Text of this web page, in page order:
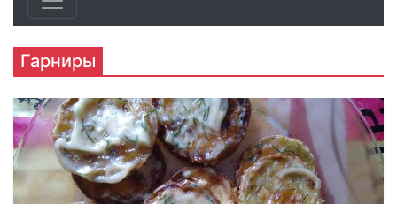
Гарниры